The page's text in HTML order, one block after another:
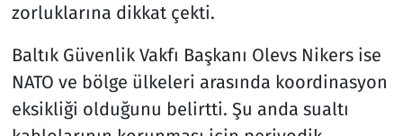
zorluklarına dikkat çekti.
Baltık Güvenlik Vakfı Başkanı Olevs Nikers ise
NATO ve bölge ülkeleri arasında koordinasyon
eksikliği olduğunu belirtti. Şu anda sualtı